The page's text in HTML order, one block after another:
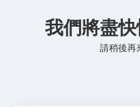
我們將盡快
請稍後再